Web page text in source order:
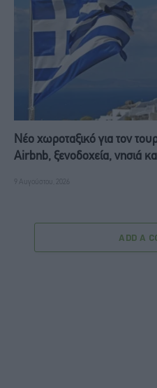
Νέο χωροταξικό για τον
Airbnb, ξενοδοχεία, νησιά
9 Αυγούστου, 2026
ADD A